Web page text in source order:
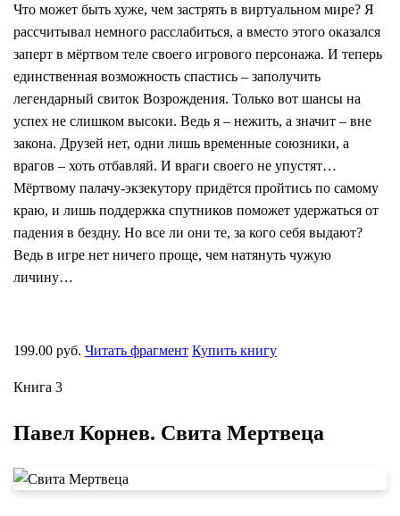
Что может быть хуже, чем застрять в виртуальном мире? Я
рассчитывал немного расслабиться, а вместо этого оказался
заперт в мёртвом теле своего игрового персонажа. И теперь
единственная возможность спастись – заполучить
легендарный свиток Возрождения. Только вот шансы на
успех не слишком высоки. Ведь я – нежить, а значит – вне
закона. Друзей нет, одни лишь временные союзники, а
врагов – хоть отбавляй. И враги своего не упустят…
Мёртвому палачу-экзекутору придётся пройтись по самому
краю, и лишь поддержка спутников поможет удержаться от
падения в бездну. Но все ли они те, за кого себя выдают?
Ведь в игре нет ничего проще, чем натянуть чужую
личину…
199.00 руб. Читать фрагмент Купить книгу
Книга 3
Павел Корнев. Свита Мертвеца